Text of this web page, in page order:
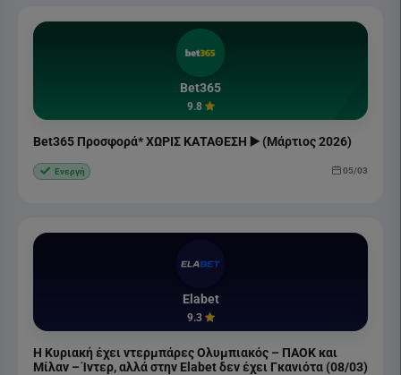
Bet365
9.8
Bet365 Προσφορά* ΧΩΡΙΣ ΚΑΤΑΘΕΣΗ ▶️ (Μάρτιος 2026)
Ενεργή 05/03
Elabet
9.3
Η Κυριακή έχει ντερμπάρες Ολυμπιακός – ΠΑΟΚ και
Μίλαν – Ίντερ, αλλά στην Elabet δεν έχει Γκανιότα (08/03)